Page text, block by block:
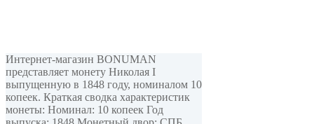
Интернет-магазин BONUMAN
представляет монету Николая I
выпущенную в 1848 году, номиналом 10
копеек. Краткая сводка характеристик
монеты: Номинал: 10 копеек Год